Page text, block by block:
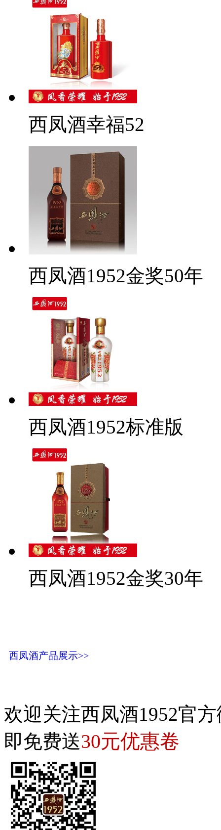
西凤酒幸福52
西凤酒1952金奖50年
西凤酒1952标准版
西凤酒1952金奖30年
西凤酒产品展示>>
欢迎关注西凤酒1952官
即免费送30元优惠卷